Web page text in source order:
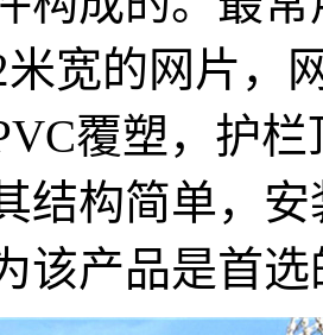
宽的网片，
覆塑，护
结构简单，
该产品是首